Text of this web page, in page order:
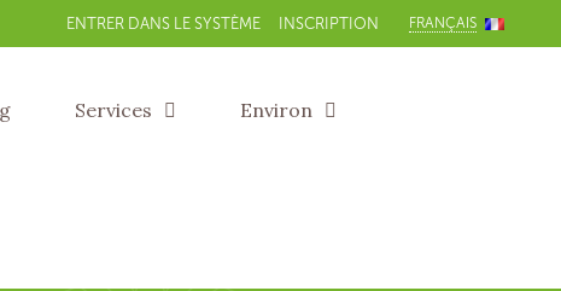
ENTRER DANS LE SYSTÈME INSCRIPTION FRANÇAIS
Services Environ